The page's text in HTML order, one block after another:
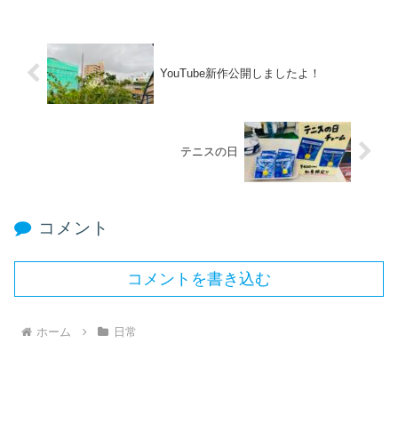
YouTube新作公開しましたよ！
テニスの日
コメント
コメントを書き込む
ホーム 日常